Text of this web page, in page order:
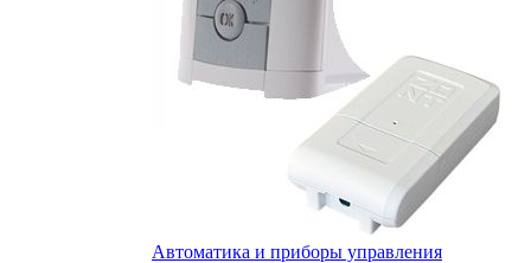
Автоматика и приборы управления